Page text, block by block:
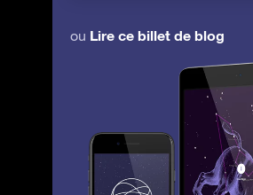
ou Lire ce billet de blog